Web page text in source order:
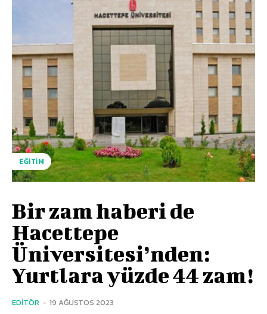
EĞITIM
Bir zam haberi de
Hacettepe
Üniversitesi’nden:
Yurtlara yüzde 44 zam!
EDITÖR - 19 AĞUSTOS 2023